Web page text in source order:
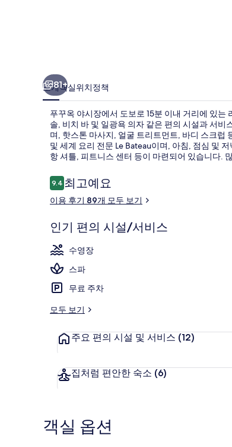
리81+
소개객실위치정책
푸꾸옥 야시장에서 도보로 15분 이내 거리에 있
솔, 비치 바 및 일광욕 의자 같은 편의 시설과 서
며, 핫스톤 마사지, 얼굴 트리트먼트, 바디 스크럽
및 세계 요리 전문 Le Bateau이며, 아침, 점심 및
항 셔틀, 피트니스 센터 등이 마련되어 있습니다.
이
용
후
9.410점 만점 중 9.4점.
최고예요
이용 후기 89개 모두 보기
인기 편의 시설/서비스
수영장
스파
무료 주차
모두 보기
주요 편의 시설 및 서비스 (12)
집처럼 편안한 숙소 (6)
객실 옵션